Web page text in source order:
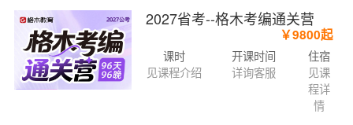
2027省考--格木考编通关营
￥9800起
课时
见课程介绍
开课时间
详询客服
住宿
见课
程详
情